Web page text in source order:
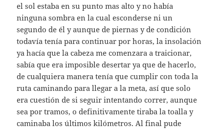
el sol estaba en su punto mas alto y no había
ninguna sombra en la cual esconderse ni un
segundo de él y aunque de piernas y de condición
todavía tenía para continuar por horas, la insolación
ya hacía que la cabeza me comenzara a traicionar,
sabía que era imposible desertar ya que de hacerlo,
de cualquiera manera tenía que cumplir con toda la
ruta caminando para llegar a la meta, así que solo
era cuestión de si seguir intentando correr, aunque
sea por tramos, o definitivamente tiraba la toalla y
caminaba los últimos kilómetros. Al final pude